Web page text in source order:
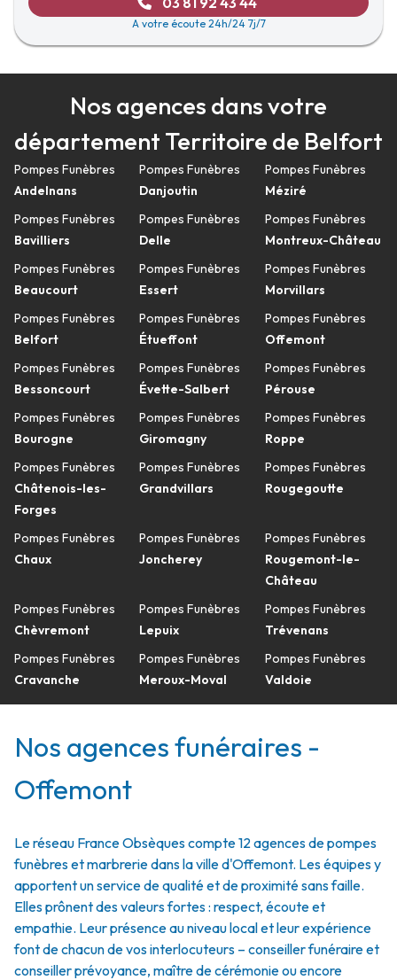
A votre écoute 24h/24 7j/7
Nos agences dans votre
département Territoire de Belfort
Pompes Funèbres
Andelnans
Pompes Funèbres
Bavilliers
Pompes Funèbres
Beaucourt
Pompes Funèbres
Belfort
Pompes Funèbres
Bessoncourt
Pompes Funèbres
Bourogne
Pompes Funèbres
Châtenois-les-
Forges
Pompes Funèbres
Chaux
Pompes Funèbres
Chèvremont
Pompes Funèbres
Cravanche
Pompes Funèbres
Danjoutin
Pompes Funèbres
Delle
Pompes Funèbres
Essert
Pompes Funèbres
Étueffont
Pompes Funèbres
Évette-Salbert
Pompes Funèbres
Giromagny
Pompes Funèbres
Grandvillars
Pompes Funèbres
Joncherey
Pompes Funèbres
Lepuix
Pompes Funèbres
Meroux-Moval
Pompes Funèbres
Méziré
Pompes Funèbres
Montreux-Château
Pompes Funèbres
Morvillars
Pompes Funèbres
Offemont
Pompes Funèbres
Pérouse
Pompes Funèbres
Roppe
Pompes Funèbres
Rougegoutte
Pompes Funèbres
Rougemont-le-
Château
Pompes Funèbres
Trévenans
Pompes Funèbres
Valdoie
Nos agences funéraires -
Offemont
Le réseau France Obsèques compte 12 agences de pompes
funèbres et marbrerie dans la ville d'Offemont. Les équipes y
apportent un service de qualité et de proximité sans faille.
Elles prônent des valeurs fortes : respect, écoute et
empathie. Leur présence au niveau local et leur expérience
font de chacun de vos interlocuteurs – conseiller funéraire et
conseiller prévoyance, maître de cérémonie ou encore